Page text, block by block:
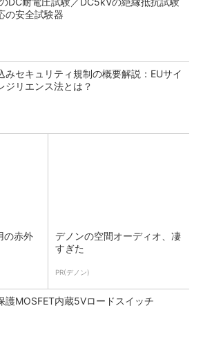
の安全試験器
みセキュリティ規制の概要解説：EUサイ
ジリエンス法とは？
の赤外
デノンの空間オーディオ、凄
すぎた
PR(デノン)
護MOSFET内蔵5Vロードスイッチ